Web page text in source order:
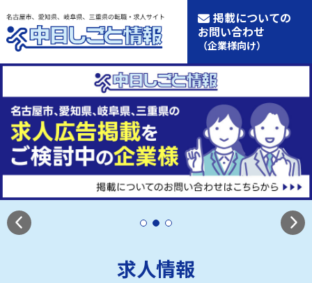
掲載についての
お問い合わせ
（企業様向け）
求人情報